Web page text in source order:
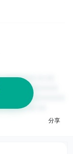
分享